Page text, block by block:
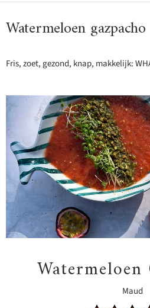
Watermeloen gazpacho
Fris, zoet, gezond, knap, makkelijk:
Watermeloen
Maud